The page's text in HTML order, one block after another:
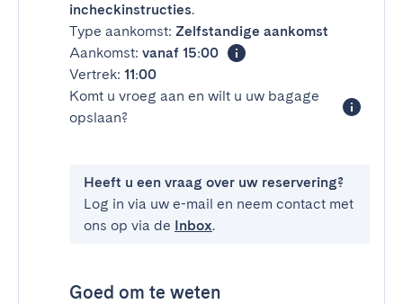
incheckinstructies.
Type aankomst: Zelfstandige aankomst
Aankomst: vanaf 15:00
Vertrek: 11:00
Komt u vroeg aan en wilt u uw bagage
opslaan?
Heeft u een vraag over uw reservering?
Log in via uw e-mail en neem contact met
ons op via de Inbox.
Goed om te weten